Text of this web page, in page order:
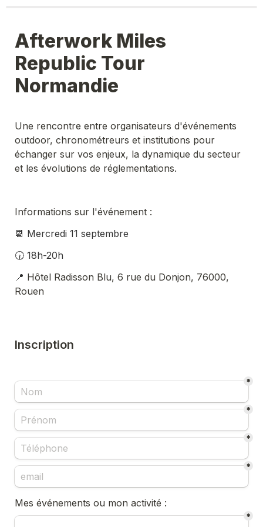
Afterwork Miles
Republic Tour
Normandie
Une rencontre entre organisateurs d'événements
outdoor, chronométreurs et institutions pour
échanger sur vos enjeux, la dynamique du secteur
et les évolutions de réglementations.
Informations sur l'événement :
📆 Mercredi 11 septembre
🕡 18h-20h
📍 Hôtel Radisson Blu, 6 rue du Donjon, 76000,
Rouen
Inscription
*
*
*
*
Mes événements ou mon activité :
*